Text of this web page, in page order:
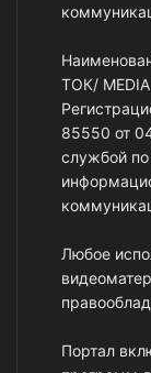
ТОК/ MEDIA
85550 от
службой
Любое
Портал